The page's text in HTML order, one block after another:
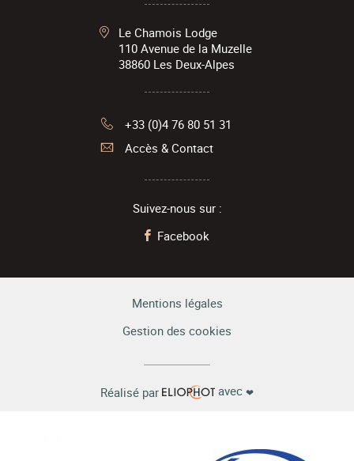
Le Chamois Lodge
110 Avenue de la Muzelle
38860 Les Deux-Alpes
+33 (0)4 76 80 51 31
Accès & Contact
Suivez-nous sur :
Facebook
Mentions légales
Gestion des cookies
Réalisé par avec ❤